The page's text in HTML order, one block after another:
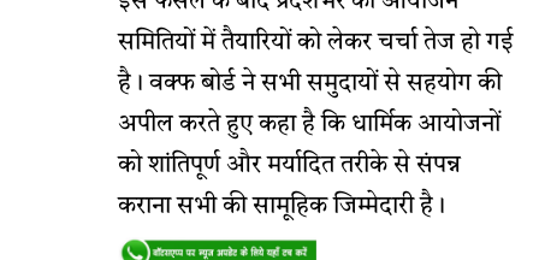
समितियों में तैयारियों को लेकर चर्चा तेज हो गई
है। वक्फ बोर्ड ने सभी समुदायों से सहयोग की
अपील करते हुए कहा है कि धार्मिक आयोजनों
को शांतिपूर्ण और मर्यादित तरीके से संपन्न
कराना सभी की सामूहिक जिम्मेदारी है।